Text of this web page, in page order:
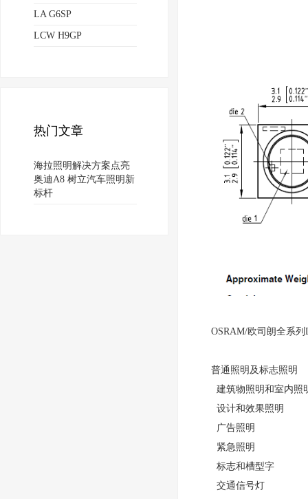
LA G6SP
LCW H9GP
热门文章
海拉照明解决方案点亮
奥迪A8 树立汽车照明新
标杆
OSRAM/欧司朗全系
普通照明及标志照明
建筑物照明和室内照
设计和效果照明
广告照明
紧急照明
标志和槽型字
交通信号灯